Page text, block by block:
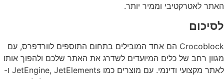
האתר לאטרקטיבי וממיר יותר.
לסיכום
Crocoblock הם אחד המובילים בתחום התוספים לוורדפרס, עם
מגוון רחב של כלים המיועדים לשדרג את האתר שלכם ולהפוך אותו
לאתר מקצועי ודינמי. עם מוצרים כמו JetEngine, JetElements ו-